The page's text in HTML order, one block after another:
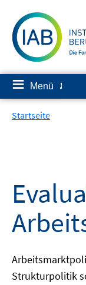
zum
Inhalt
≡ Menü ✘
Startseite
Strukturpolitik